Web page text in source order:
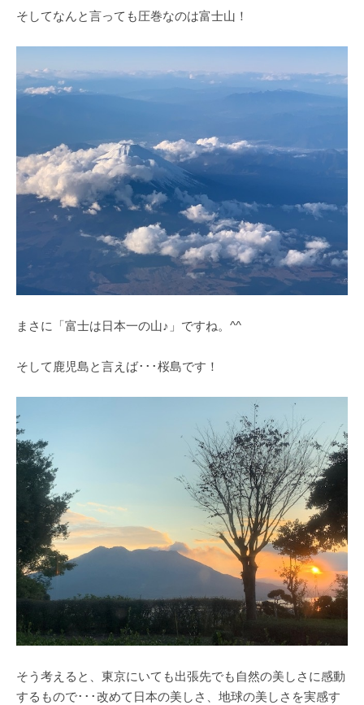
そしてなんと言っても圧巻なのは富士山！
まさに「富士は日本一の山♪」ですね。^^
そして鹿児島と言えば･･･桜島です！
そう考えると、東京にいても出張先でも自然の美しさに感動
するもので･･･改めて日本の美しさ、地球の美しさを実感す